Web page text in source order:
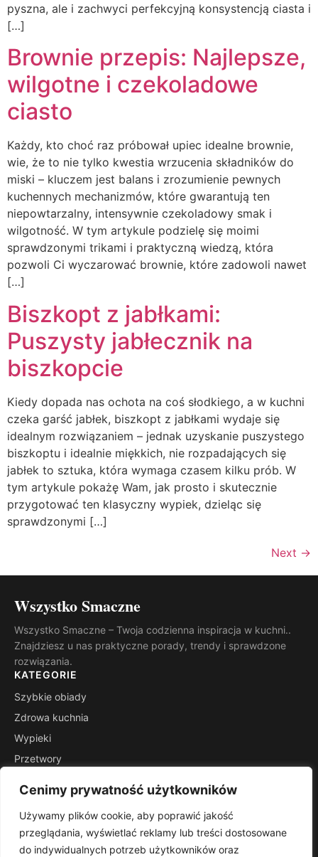
Cenimy prywatność użytkowników
Używamy plików cookie, aby poprawić jakość
przeglądania, wyświetlać reklamy lub treści dostosowane
do indywidualnych potrzeb użytkowników oraz
pyszna, ale i zachwyci perfekcyjną konsystencją ciasta i
[…]
Brownie przepis: Najlepsze,
wilgotne i czekoladowe
ciasto
Każdy, kto choć raz próbował upiec idealne brownie,
wie, że to nie tylko kwestia wrzucenia składników do
miski – kluczem jest balans i zrozumienie pewnych
kuchennych mechanizmów, które gwarantują ten
niepowtarzalny, intensywnie czekoladowy smak i
wilgotność. W tym artykule podzielę się moimi
sprawdzonymi trikami i praktyczną wiedzą, która
pozwoli Ci wyczarować brownie, które zadowoli nawet
[…]
Biszkopt z jabłkami:
Puszysty jabłecznik na
biszkopcie
Kiedy dopada nas ochota na coś słodkiego, a w kuchni
czeka garść jabłek, biszkopt z jabłkami wydaje się
idealnym rozwiązaniem – jednak uzyskanie puszystego
biszkoptu i idealnie miękkich, nie rozpadających się
jabłek to sztuka, która wymaga czasem kilku prób. W
tym artykule pokażę Wam, jak prosto i skutecznie
przygotować ten klasyczny wypiek, dzieląc się
sprawdzonymi […]
Next →
Wszystko Smaczne
Wszystko Smaczne – Twoja codzienna inspiracja w kuchni..
Znajdziesz u nas praktyczne porady, trendy i sprawdzone
rozwiązania.
KATEGORIE
Szybkie obiady
Zdrowa kuchnia
Wypieki
Przetwory
Porady mistrza
INFORMACJE
Kontakt